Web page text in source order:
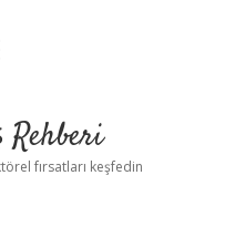
fırsatları keşfedin